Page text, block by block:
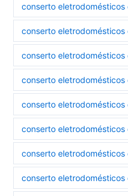
conserto eletrodomésticos
conserto eletrodomésticos
conserto eletrodomésticos
conserto eletrodomésticos
conserto eletrodomésticos
conserto
conserto eletrodomésticos
conserto eletrodomésticos